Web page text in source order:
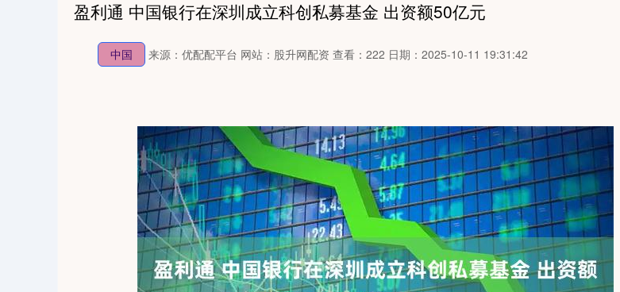
盈利通 中国银行在深圳成立科创私募基金 出资额50亿元
中国 来源：优配配平台 网站：股升网配资 查看：222 日期：2025-10-11 19:31:42